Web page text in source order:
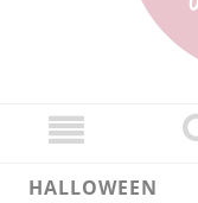
HALLOWEEN